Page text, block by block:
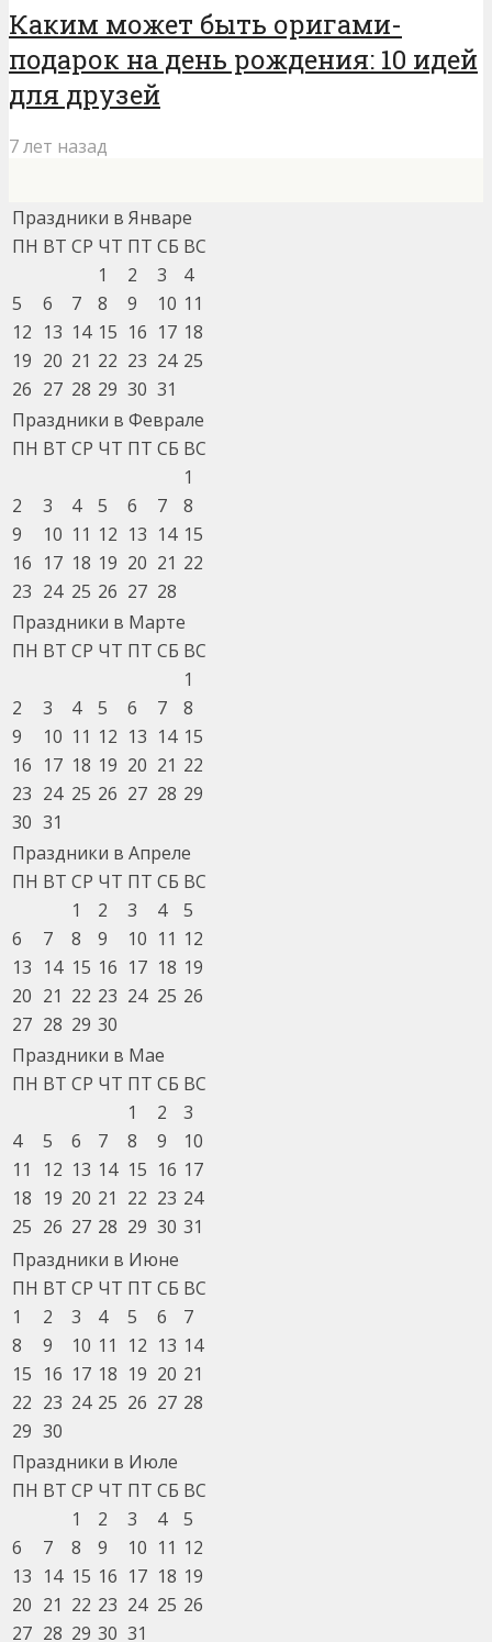
Каким может быть оригами-
подарок на день рождения: 10 идей
для друзей
7 лет назад
Праздники в Январе
ПН ВТ СР ЧТ ПТ СБ ВС
1
2 3
4
5
6 7 8 9 10 11
12 13 14 15 16 17 18
19 20 21 22 23 24 25
26 27 28 29 30 31
Праздники в Феврале
ПН ВТ СР ЧТ ПТ СБ ВС
1
2
3 4 5 6 7
8
9
10 11 12 13 14 15
16 17 18 19 20 21 22
23 24 25 26 27 28
Праздники в Марте
ПН ВТ СР ЧТ ПТ СБ ВС
1
2
3 4 5 6 7
8
9
10 11 12 13 14 15
16 17 18 19 20 21 22
23 24 25 26 27 28 29
30 31
Праздники в Апреле
ПН ВТ СР ЧТ ПТ СБ ВС
1
2 3 4
5
6
7 8 9 10 11 12
13 14 15 16 17 18 19
20 21 22 23 24 25 26
27 28 29 30
Праздники в Мае
ПН ВТ СР ЧТ ПТ СБ ВС
1
2
3
4
5 6 7 8 9
10
11
12 13 14 15 16 17
18 19 20 21 22 23 24
25 26 27 28 29 30 31
Праздники в Июне
ПН ВТ СР ЧТ ПТ СБ ВС
1
2 3 4 5 6
7
8
9 10 11 12 13 14
15 16 17 18 19 20 21
22 23 24 25 26 27 28
29 30
Праздники в Июле
ПН ВТ СР ЧТ ПТ СБ ВС
1
2 3 4
5
6
7 8 9 10 11 12
13 14 15 16 17 18 19
20 21 22 23 24 25 26
27 28 29 30 31